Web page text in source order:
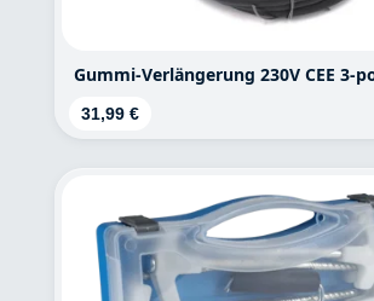
Gummi-Verlängerung 230V CEE 3-
Regulärer Preis:
31,99 €